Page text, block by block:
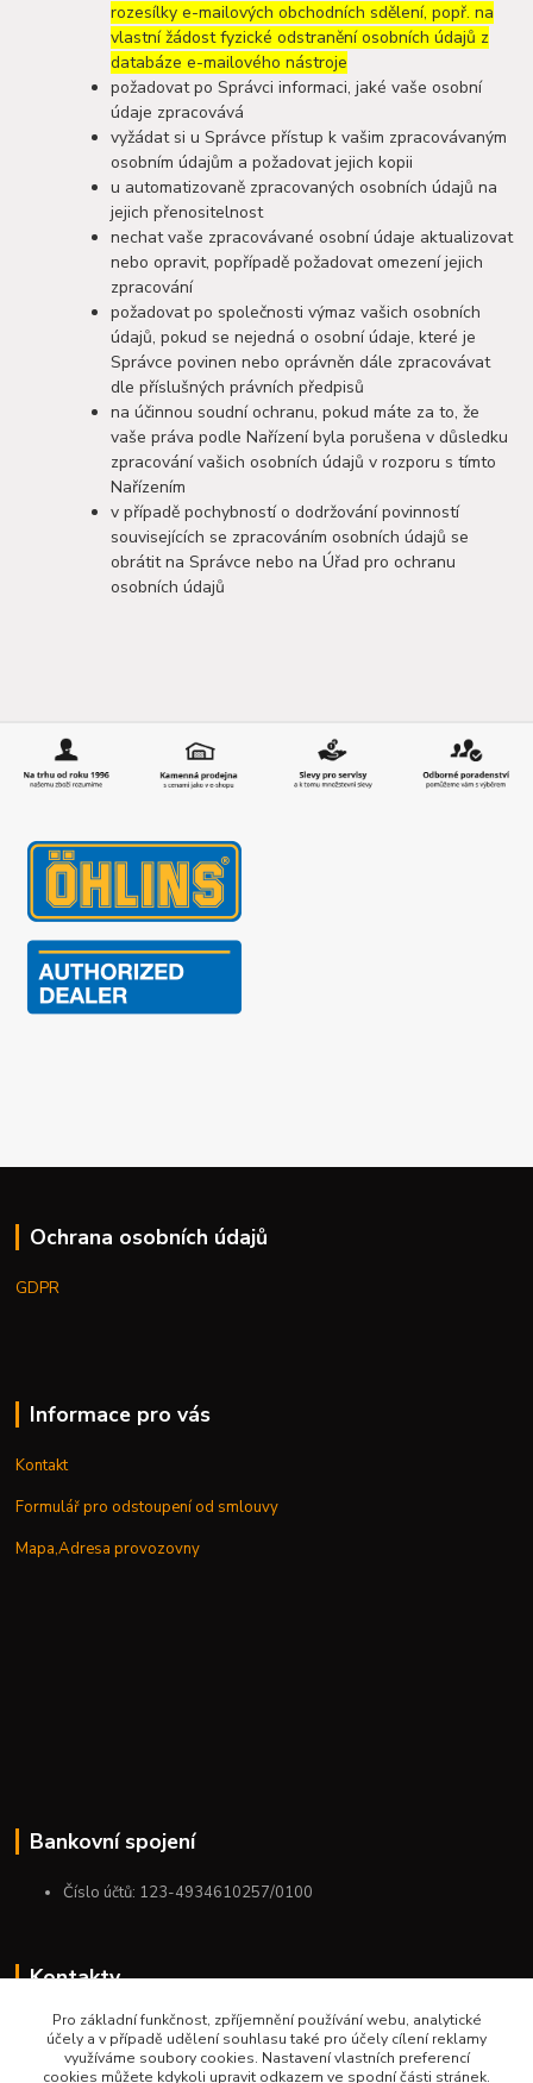
rozesílky e-mailových obchodních sdělení, popř. na
vlastní žádost fyzické odstranění osobních údajů z
databáze e-mailového nástroje
požadovat po Správci informaci, jaké vaše osobní
údaje zpracovává
vyžádat si u Správce přístup k vašim zpracovávaným
osobním údajům a požadovat jejich kopii
u automatizovaně zpracovaných osobních údajů na
jejich přenositelnost
nechat vaše zpracovávané osobní údaje aktualizovat
nebo opravit, popřípadě požadovat omezení jejich
zpracování
požadovat po společnosti výmaz vašich osobních
údajů, pokud se nejedná o osobní údaje, které je
Správce povinen nebo oprávněn dále zpracovávat
dle příslušných právních předpisů
na účinnou soudní ochranu, pokud máte za to, že
vaše práva podle Nařízení byla porušena v důsledku
zpracování vašich osobních údajů v rozporu s tímto
Nařízením
v případě pochybností o dodržování povinností
souvisejících se zpracováním osobních údajů se
obrátit na Správce nebo na Úřad pro ochranu
osobních údajů
Ochrana osobních údajů
GDPR
Informace pro vás
Kontakt
Formulář pro odstoupení od smlouvy
Mapa,Adresa provozovny
Bankovní spojení
Číslo účtů: 123-4934610257/0100
Kontakty
+420 775 954 963
9:00-12:00-13:00-16:00
Pro základní funkčnost, zpříjemnění používání webu, analytické
účely a v případě udělení souhlasu také pro účely cílení reklamy
využíváme soubory cookies. Nastavení vlastních preferencí
cookies můžete kdykoli upravit odkazem ve spodní části stránek.